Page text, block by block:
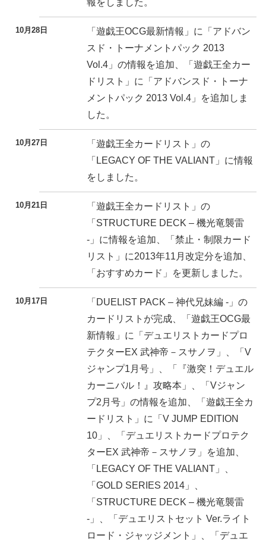
10月28日
「遊戯王OCG最新情報」に「アドバン
スド・トーナメントパック 2013
Vol.4」の情報を追加、「遊戯王全カー
ドリスト」に「アドバンスド・トーナ
メントパック 2013 Vol.4」を追加しま
した。
10月27日
「遊戯王全カードリスト」の
「LEGACY OF THE VALIANT」に情報
をしました。
10月21日
「遊戯王全カードリスト」の
「STRUCTURE DECK – 機光竜襲雷
-」に情報を追加、「禁止・制限カード
リスト」に2013年11月改定分を追加、
「おすすめカード」を更新しました。
10月17日
「DUELIST PACK – 神代兄妹編 -」の
カードリストが完成、「遊戯王OCG最
新情報」に「デュエリストカードプロ
テクターEX 武神帝－スサノヲ」、「V
ジャンプ1月号」、「『激突！デュエル
カーニバル！』攻略本」、「Vジャン
プ2月号」の情報を追加、「遊戯王全カ
ードリスト」に「V JUMP EDITION
10」、「デュエリストカードプロテク
ターEX 武神帝－スサノヲ」を追加、
「LEGACY OF THE VALIANT」、
「GOLD SERIES 2014」、
「STRUCTURE DECK – 機光竜襲雷
-」、「デュエリストセット Ver.ライト
ロード・ジャッジメント」、「デュエ